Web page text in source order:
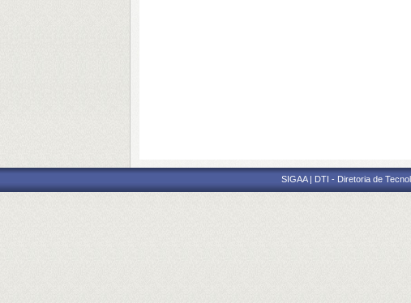
SIGAA | DTI - Diretoria de